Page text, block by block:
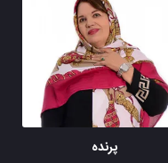
پرنده